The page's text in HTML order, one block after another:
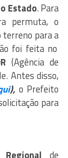
Estado. Para
permuta, o
terreno para a
foi feita no
(Agência de
Antes disso,
),o Prefeito
para
Regionalde